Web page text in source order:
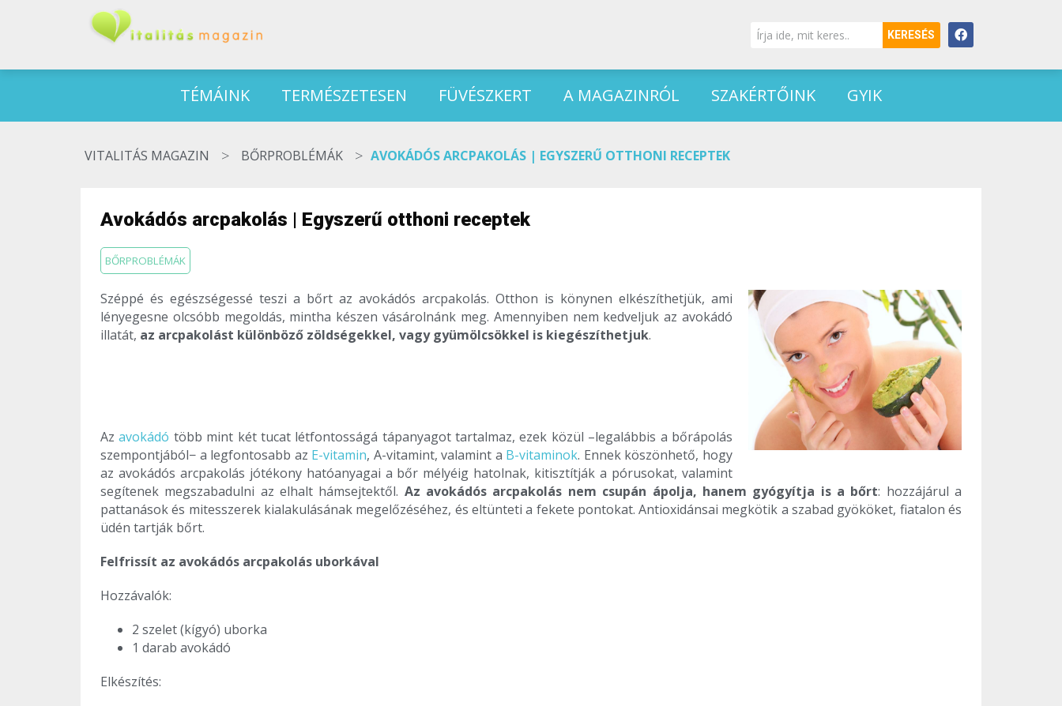
KERESÉS
TÉMÁINK TERMÉSZETESEN FÜVÉSZKERT A MAGAZINRÓL SZAKÉRTŐINK GYIK
VITALITÁS MAGAZIN > BŐRPROBLÉMÁK > AVOKÁDÓS ARCPAKOLÁS | EGYSZERŰ OTTHONI RECEPTEK
Avokádós arcpakolás | Egyszerű otthoni receptek
BŐRPROBLÉMÁK
Széppé és egészségessé teszi a bőrt az avokádós arcpakolás. Otthon is könynen elkészíthetjük, ami
lényegesne olcsóbb megoldás, mintha készen vásárolnánk meg. Amennyiben nem kedveljuk az avokádó
illatát, az arcpakolást különböző zöldségekkel, vagy gyümölcsökkel is kiegészíthetjuk.
Azavokádó több mint két tucat létfontosságá tápanyagot tartalmaz, ezek közül –legalábbis a bőrápolás
szempontjából− a legfontosabb az E-vitamin, A-vitamint, valamint a B-vitaminok. Ennek köszönhető, hogy
az avokádós arcpakolás jótékony hatóanyagai a bőr mélyéig hatolnak, kitisztítják a pórusokat, valamint
segítenek megszabadulni az elhalt hámsejtektől. Az avokádós arcpakolás nem csupán ápolja, hanem gyógyítja is a bőrt: hozzájárul a
pattanások és mitesszerek kialakulásának megelőzéséhez, és eltünteti a fekete pontokat. Antioxidánsai megkötik a szabad gyököket, fiatalon és
üdén tartják bőrt.
Felfrissít az avokádós arcpakolás uborkával
Hozzávalók:
2 szelet (kígyó) uborka
1 darab avokádó
Elkészítés: